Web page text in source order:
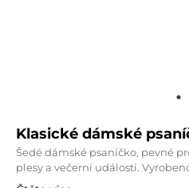
Klasické dámské
Šedé dámské psaníčko, pevné
plesy a večerní události.